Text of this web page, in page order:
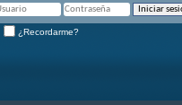
¿Recordarme?